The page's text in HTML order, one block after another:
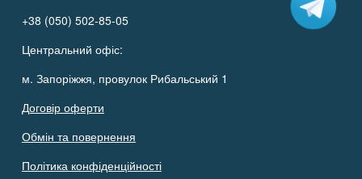
+38 (050) 502-85-05
Центральний офіс:
м. Запоріжжя, провулок Рибальський 1
Договір оферти
Обмін та повернення
Політика конфіденційності